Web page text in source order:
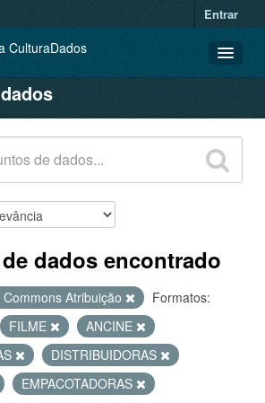
Entrar
dados encontrado
Atribuição
Formatos:
FILME
ANCINE
DISTRIBUIDORAS
EMPACOTADORAS